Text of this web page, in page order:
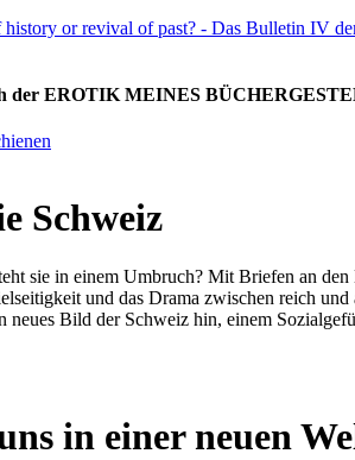
or revival of past? - Das Bulletin IV
der EROTIK MEINES
Schweiz
sie in einem Umbruch? Mit Briefen an
und das Drama zwischen reich
Bild der Schweiz hin, einem
in einer neuen